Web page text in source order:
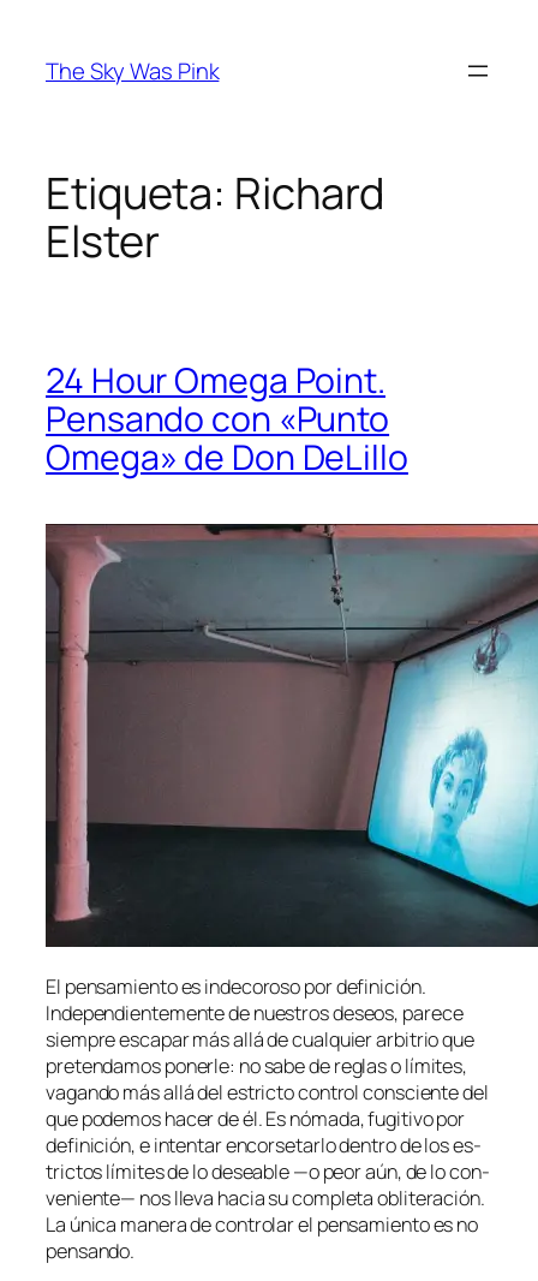
contenido
The Sky Was Pink
Etiqueta: Richard
Elster
24 Hour Omega Point.
Pensando con «Punto
Omega» de Don DeLillo
El pen­sa­mien­to es in­de­co­ro­so por de­fi­ni­ción.
Independientemente de nues­tros de­seos, pa­re­ce
siem­pre es­ca­par más allá de cual­quier ar­bi­trio que
pre­ten­da­mos po­ner­le: no sa­be de re­glas o lí­mi­tes,
va­gan­do más allá del es­tric­to con­trol cons­cien­te del
que po­de­mos ha­cer de él. Es nó­ma­da, fu­gi­ti­vo por
de­fi­ni­ción, e in­ten­tar en­cor­se­tar­lo den­tro de los es­
tric­tos lí­mi­tes de lo de­sea­ble —o peor aún, de lo con­
ve­nien­te— nos lle­va ha­cia su com­ple­ta obli­te­ra­ción.
La úni­ca ma­ne­ra de con­tro­lar el pen­sa­mien­to es no
pensando.